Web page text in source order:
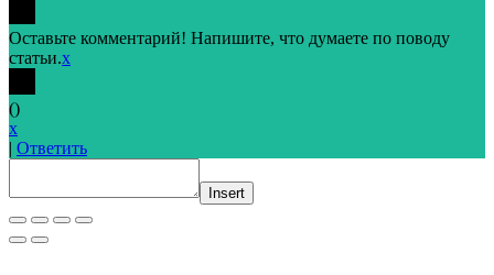
Оставьте комментарий! Напишите, что думаете по поводу
статьи.x
()
x
| Ответить
Insert